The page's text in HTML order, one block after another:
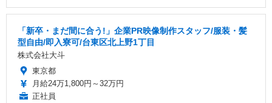
「新卒・まだ間に合う!」企業PR映像制作スタッフ/服装・髪
型自由/即入寮可/台東区北上野1丁目
株式会社大斗
東京都
月給24万1,800円～32万円
正社員